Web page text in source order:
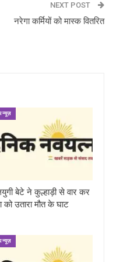
NEXT POST
नरेगा कर्मियों को मास्क वितरित
न्यूज़
बेटे ने कुल्हाड़ी से वार कर
को उतारा मौत के घाट
न्यूज़